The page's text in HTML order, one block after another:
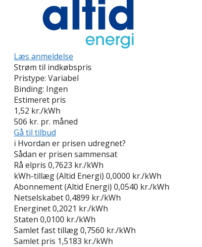
Læs anmeldelse
Strøm til indkøbspris
Pristype: Variabel
Binding: Ingen
Estimeret pris
1,52 kr./kWh
506 kr. pr. måned
Gå til tilbud
i Hvordan er prisen udregnet?
Sådan er prisen sammensat
Rå elpris 0,7623 kr./kWh
kWh-tillæg (Altid Energi) 0,0000 kr./kWh
Abonnement (Altid Energi) 0,0540 kr./kWh
Netselskabet0,4899 kr./kWh
Energinet0,2021 kr./kWh
Staten 0,0100 kr./kWh
Samlet fast tillæg0,7560 kr./kWh
Samlet pris 1,5183 kr./kWh